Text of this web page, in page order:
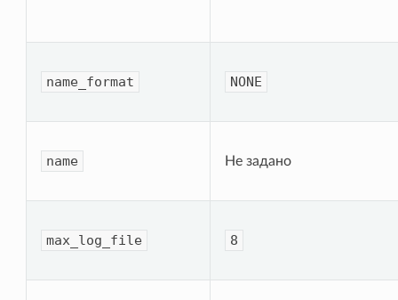
name_format NONE
name Не задано
max_log_file 8